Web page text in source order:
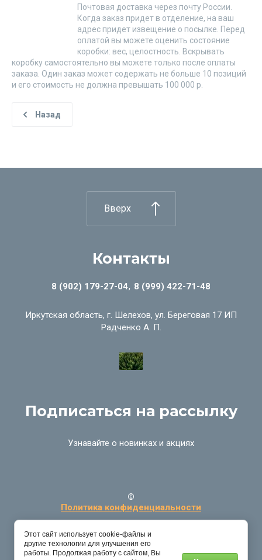
Почтовая доставка через почту России.
Когда заказ придет в отделение, на ваш
адрес придет извещение о посылке. Перед
оплатой вы можете оценить состояние
коробки: вес, целостность. Вскрывать
коробку самостоятельно вы можете только после оплаты
заказа. Один заказ может содержать не больше 10 позиций
и его стоимость не должна превышать 100 000 р.
Назад
Вверх
©
Политика конфиденциальности
Контакты
8 (902) 179-27-04 8 (999) 422-71-48
Иркутская область, г. Шелехов, ул. Береговая 17 ИП
Радченко А. П.
Подписаться на рассылку
Узнавайте о новинках и акциях
Этот сайт использует cookie-файлы и
другие технологии для улучшения его
работы. Продолжая работу с сайтом, Вы